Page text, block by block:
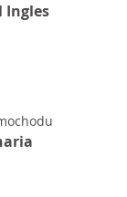
Ingles